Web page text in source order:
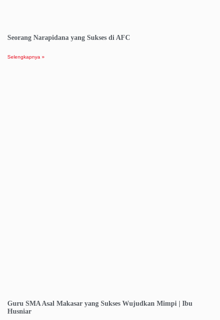
Seorang Narapidana yang Sukses di AFC
Selengkapnya »
Guru SMA Asal Makasar yang Sukses Wujudkan Mimpi | Ibu
Husniar